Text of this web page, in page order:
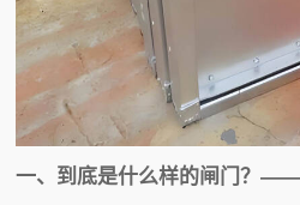
一、到底是什么样的闸门？